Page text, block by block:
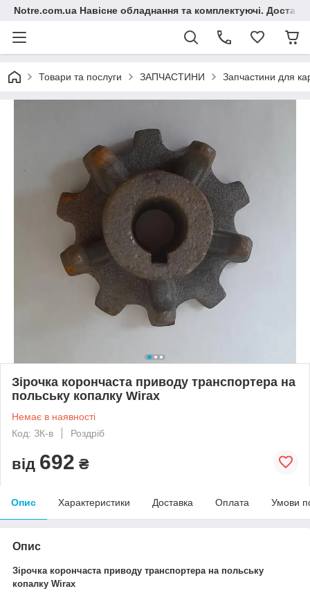
Notre.com.ua Навісне обладнання та комплектуючі.
Товари та послуги ЗАПЧАСТИНИ Запчастини для
Зірочка корончаста приводу транспортера на
польську копалку Wirax
Немає в наявності
Код: ЗК-в
Роздріб
від 692 ₴
Опис Характеристики Доставка Оплата Умови
Опис
Зірочка корончаста приводу транспортера на польську
копалку Wirax